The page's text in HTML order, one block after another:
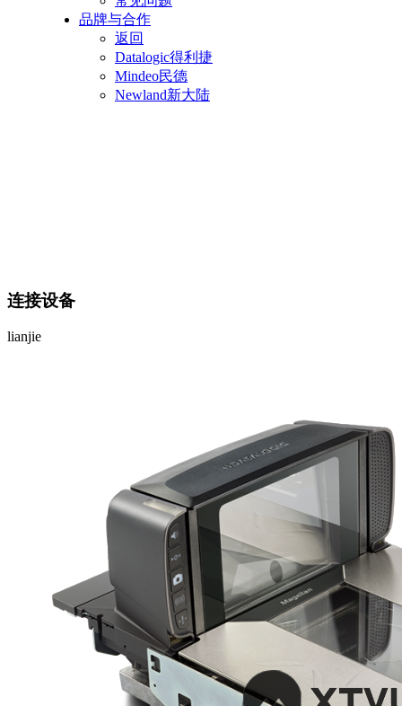
品牌与合作
返回
Datalogic得利捷
Mindeo民德
Newland新大陆
连接设备
lianjie